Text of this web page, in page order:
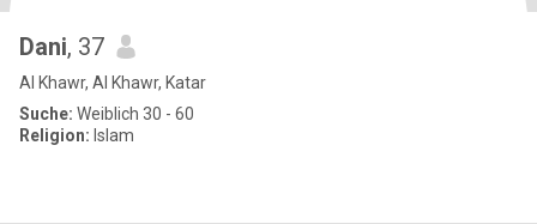
Dani, 37
Al Khawr, Al Khawr, Katar
Suche: Weiblich 30 - 60
Religion: Islam